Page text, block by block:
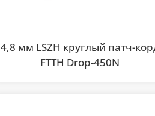
4,8 мм LSZH круглый патч-
FTTH Drop-450N